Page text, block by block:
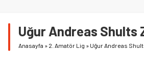
Kuzeyin Kaplanları
İstiklalspor’dan sol
Uğur Andreas Shults
Anasayfa » 2. Amatör Lig » Uğur Andreas